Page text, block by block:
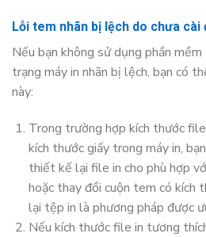
Lỗi tem nhãn bị lệch do chưa
Nếu bạn không sử dụng phần
trạng máy in nhãn bị lệch, bạn có
này:
Trong trường hợp kích thước
kích thước giấy trong máy in,
thiết kế lại file in cho phù hợp
hoặc thay đổi cuộn tem có kích
lại tệp in là phương pháp được
Nếu kích thước file in tương